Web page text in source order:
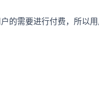
需要进行付费，所以